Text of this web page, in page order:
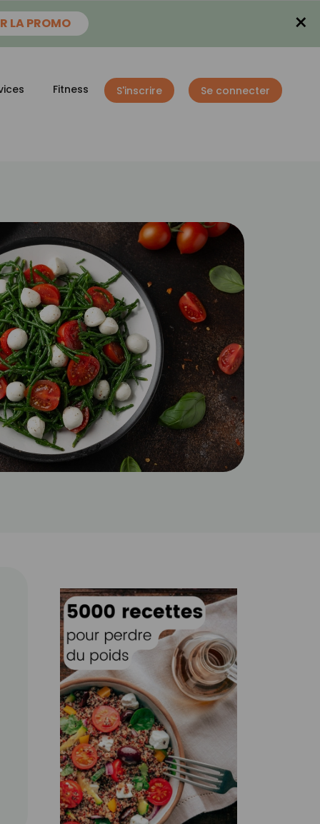
LA PROMO ×
Fitness S'inscrire Se connecter